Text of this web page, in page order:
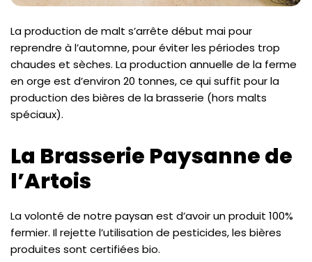
La production de malt s’arrête début mai pour
reprendre à l’automne, pour éviter les périodes trop
chaudes et sèches. La production annuelle de la ferme
en orge est d’environ 20 tonnes, ce qui suffit pour la
production des bières de la brasserie (hors malts
spéciaux).
La Brasserie Paysanne de
l’Artois
La volonté de notre paysan est d’avoir un produit 100%
fermier. Il rejette l’utilisation de pesticides, les bières
produites sont certifiées bio.